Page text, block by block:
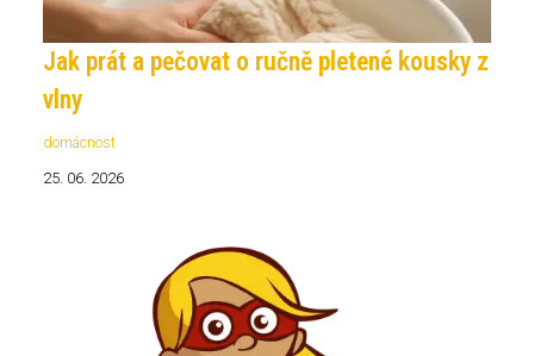
Jak prát a pečovat o ručně pletené kousky z
vlny
domácnost
25. 06. 2026